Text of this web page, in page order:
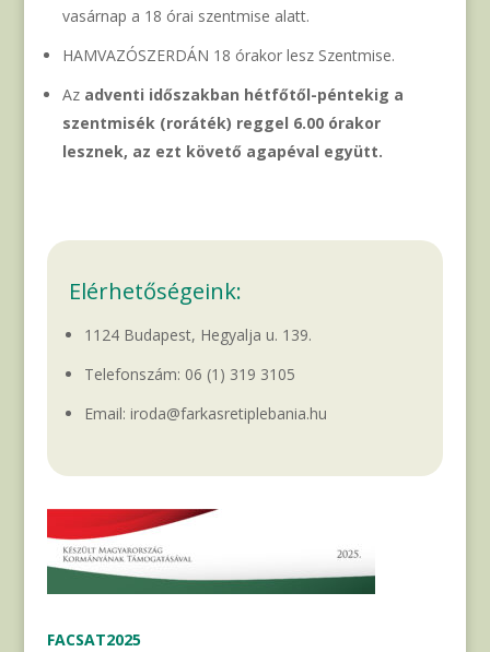
vasárnap a 18 órai szentmise alatt.
HAMVAZÓSZERDÁN 18 órakor lesz Szentmise.
Az adventi időszakban hétfőtől-péntekig a
szentmisék (roráték) reggel 6.00 órakor
lesznek, az ezt követő agapéval együtt.
Elérhetőségeink:
1124 Budapest, Hegyalja u. 139.
Telefonszám: 06 (1) 319 3105
Email: iroda@farkasretiplebania.hu
FACSAT2025